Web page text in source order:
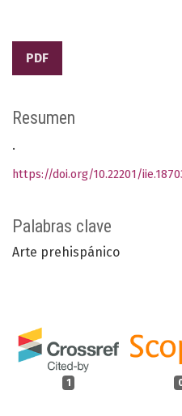
PDF
Palabras clave
Arte prehispánico
1
Resumen
.
https://doi.org/10.22201/